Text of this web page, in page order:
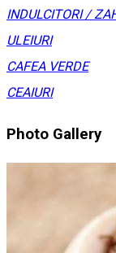
INDULCITORI /
ULEIURI
CAFEA VERDE
CEAIURI
Photo Gallery